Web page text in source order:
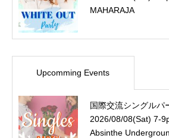
MAHARAJA
Upcomming Events
国際交流シングルパ
2026/08/08(Sat) 7-
Absinthe